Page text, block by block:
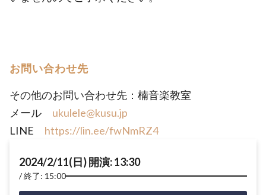
お問い合わせ先
その他のお問い合わせ先：楠音楽教室
メール ukulele@kusu.jp
LINE https://lin.ee/fwNmRZ4
2024/2/11(日) 開演: 13:30
終了: 15:00